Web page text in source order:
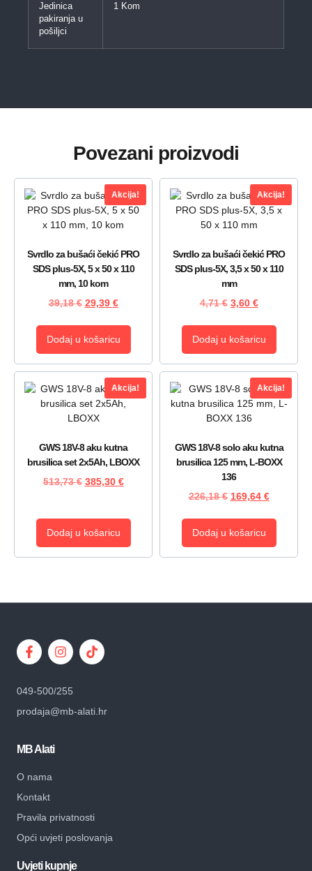
Jedinica
pakiranja u
pošiljci
1 Kom
Povezani proizvodi
Akcija!
Svrdlo za bušaći čekić PRO
SDS plus-5X, 5 x 50 x 110
mm, 10 kom
39,18€ 29,39 €
Dodaj u košaricu
Akcija!
Svrdlo za bušaći čekić PRO
SDS plus-5X, 3,5 x 50 x 110
mm
4,71€ 3,60 €
Dodaj u košaricu
Akcija!
GWS 18V-8 aku kutna
brusilica set 2x5Ah, LBOXX
513,73€ 385,30 €
Dodaj u košaricu
Akcija!
GWS 18V-8 solo aku kutna
brusilica 125 mm, L-BOXX
136
226,18€ 169,64 €
Dodaj u košaricu
049-500/255
prodaja@mb-alati.hr
MB Alati
O nama
Kontakt
Pravila privatnosti
Opći uvjeti poslovanja
Uvjeti kupnje